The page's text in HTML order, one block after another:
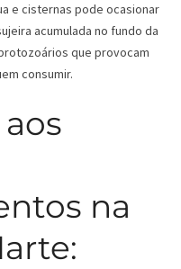
e cisternas pode ocasionar
acumulada no fundo da
que provocam
consumir.
na